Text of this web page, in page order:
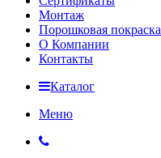
Монтаж
Порошковая покраска
О Компании
Контакты
Каталог
Меню